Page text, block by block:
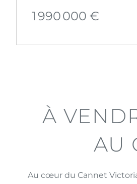
1 990 000 €
À
AU
Au cœur du Cannet